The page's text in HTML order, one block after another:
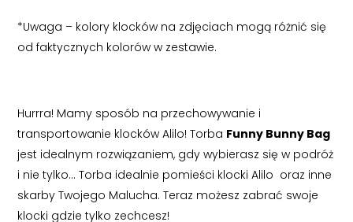
*Uwaga – kolory klocków na zdjęciach mogą różnić się
od faktycznych kolorów w zestawie.
Hurrra! Mamy sposób na przechowywanie i
transportowanie klocków Alilo! Torba Funny Bunny Bag
jest idealnym rozwiązaniem, gdy wybierasz się w podróż
i nie tylko… Torba idealnie pomieści klocki Alilo oraz inne
skarby Twojego Malucha. Teraz możesz zabrać swoje
klocki gdzie tylko zechcesz!